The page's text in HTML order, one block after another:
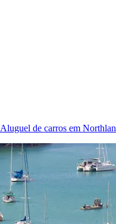
Aluguel de carros em